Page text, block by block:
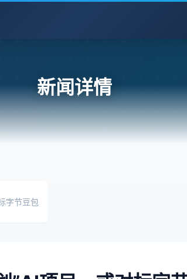
新闻详情
字节豆包